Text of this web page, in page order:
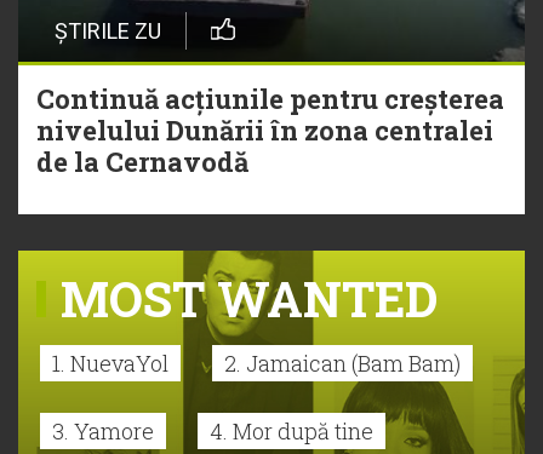
ȘTIRILE ZU
Continuă acțiunile pentru creșterea
nivelului Dunării în zona centralei
de la Cernavodă
MOST WANTED
1. NuevaYol 2. Jamaican (Bam Bam)
3. Yamore 4. Mor după tine